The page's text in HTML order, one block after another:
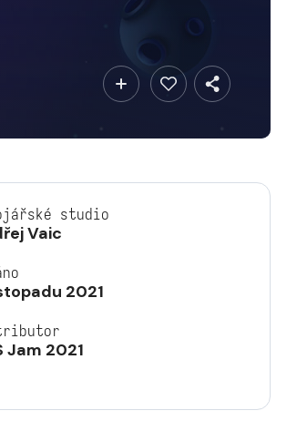
studio
Vaic
2021
Jam 2021